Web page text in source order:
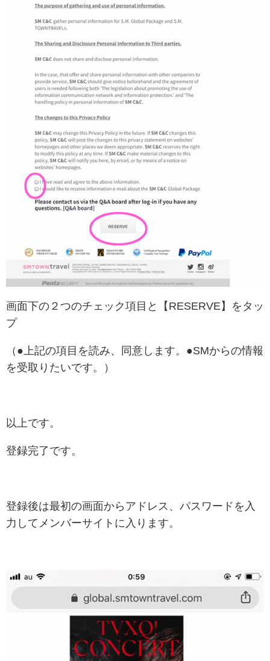
画面下の２つのチェック項目と【RESERVE】をタッ
プ
（●上記の項目を読み、同意します。●SMからの情報
を受取りたいです。）
以上です。
登録完了です。
登録後は最初の画面からアドレス、パスワードを入
力してメンバーサイトに入ります。